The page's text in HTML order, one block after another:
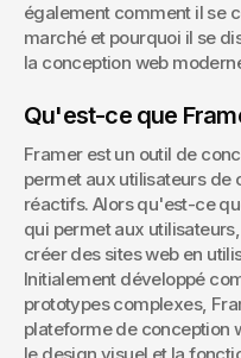
également comment il se
marché et pourquoi il se
la conception web
Qu'est-ce que
Framer est un outil de
permet aux utilisateurs de
réactifs. Alors qu'est-ce
qui permet aux
créer des sites web en
Initialement développé
prototypes complexes,
plateforme de conception